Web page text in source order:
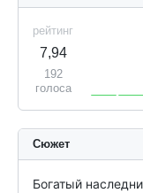
рейтинг
7,94
192
голоса
Сюжет
Богатый